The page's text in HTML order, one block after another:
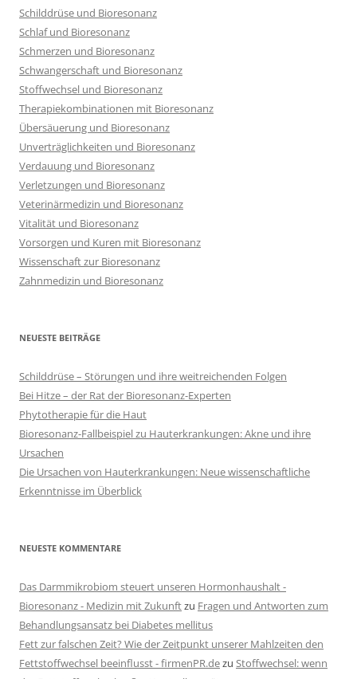
Schilddrüse und Bioresonanz
Schlaf und Bioresonanz
Schmerzen und Bioresonanz
Schwangerschaft und Bioresonanz
Stoffwechsel und Bioresonanz
Therapiekombinationen mit Bioresonanz
Übersäuerung und Bioresonanz
Unverträglichkeiten und Bioresonanz
Verdauung und Bioresonanz
Verletzungen und Bioresonanz
Veterinärmedizin und Bioresonanz
Vitalität und Bioresonanz
Vorsorgen und Kuren mit Bioresonanz
Wissenschaft zur Bioresonanz
Zahnmedizin und Bioresonanz
NEUESTE BEITRÄGE
Schilddrüse – Störungen und ihre weitreichenden Folgen
Bei Hitze – der Rat der Bioresonanz-Experten
Phytotherapie für die Haut
Bioresonanz-Fallbeispiel zu Hauterkrankungen: Akne und ihre
Ursachen
Die Ursachen von Hauterkrankungen: Neue wissenschaftliche
Erkenntnisse im Überblick
NEUESTE KOMMENTARE
Das Darmmikrobiom steuert unseren Hormonhaushalt -
Bioresonanz - Medizin mit Zukunftzu Fragen und Antworten zum
Behandlungsansatz bei Diabetes mellitus
Fett zur falschen Zeit? Wie der Zeitpunkt unserer Mahlzeiten den
Fettstoffwechsel beeinflusst - firmenPR.dezu Stoffwechsel: wenn